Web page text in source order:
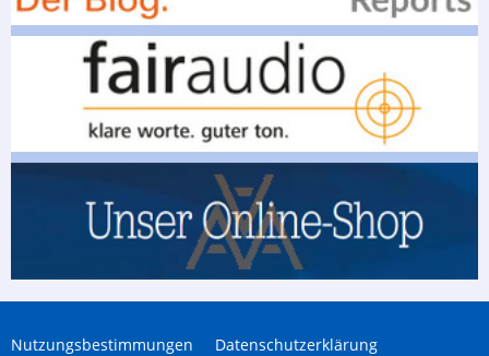
Nutzungsbestimmungen Datenschutzerklärung